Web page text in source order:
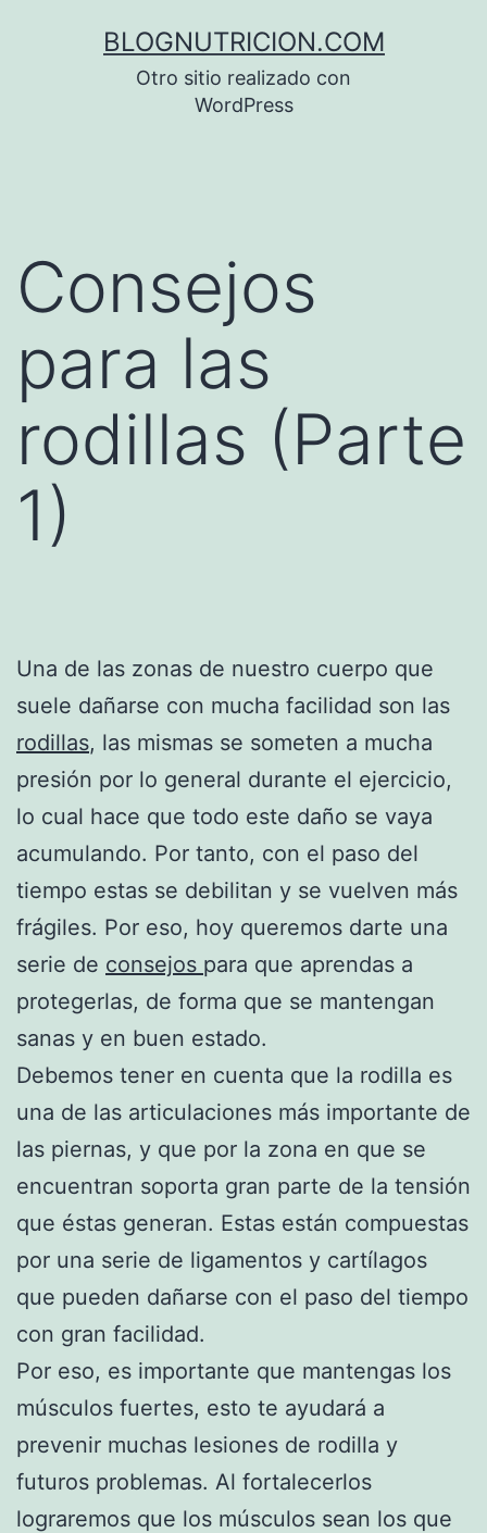
BLOGNUTRICION.COM
Otro sitio realizado con
WordPress
Consejos
para las
rodillas (Parte
1)
Una de las zonas de nuestro cuerpo que
suele dañarse con mucha facilidad son las
rodillas, las mismas se someten a mucha
presión por lo general durante el ejercicio,
lo cual hace que todo este daño se vaya
acumulando. Por tanto, con el paso del
tiempo estas se debilitan y se vuelven más
frágiles. Por eso, hoy queremos darte una
serie de consejos para que aprendas a
protegerlas, de forma que se mantengan
sanas y en buen estado.
Debemos tener en cuenta que la rodilla es
una de las articulaciones más importante de
las piernas, y que por la zona en que se
encuentran soporta gran parte de la tensión
que éstas generan. Estas están compuestas
por una serie de ligamentos y cartílagos
que pueden dañarse con el paso del tiempo
con gran facilidad.
Por eso, es importante que mantengas los
músculos fuertes, esto te ayudará a
prevenir muchas lesiones de rodilla y
futuros problemas. Al fortalecerlos
lograremos que los músculos sean los que